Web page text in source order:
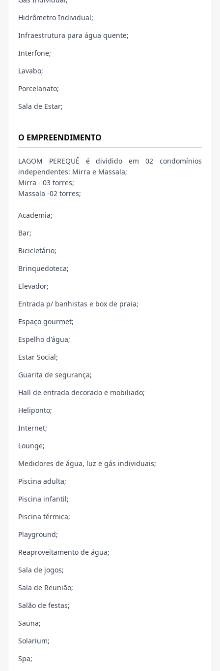
Hidrômetro Individual;
Infraestrutura para água quente;
Interfone;
Lavabo;
Porcelanato;
Sala de Estar;
O EMPREENDIMENTO
LAGOM PEREQUÊ é dividido em 02 condomínios
independentes: Mirra e Massala;
Mirra - 03 torres;
Massala -02 torres;
Academia;
Bar;
Bicicletário;
Brinquedoteca;
Elevador;
Entrada p/ banhistas e box de praia;
Espaço gourmet;
Espelho d'água;
Estar Social;
Guarita de segurança;
Hall de entrada decorado e mobiliado;
Heliponto;
Internet;
Lounge;
Medidores de água, luz e gás individuais;
Piscina adulta;
Piscina infantil;
Piscina térmica;
Playground;
Reaproveitamento de água;
Sala de jogos;
Sala de Reunião;
Salão de festas;
Sauna;
Solarium;
Spa;